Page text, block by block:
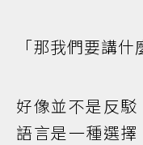
「那我們要講什
好像並不是反駁
語言是一種選